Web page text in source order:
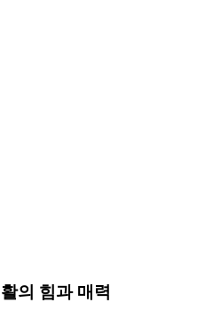
의 힘과 매력